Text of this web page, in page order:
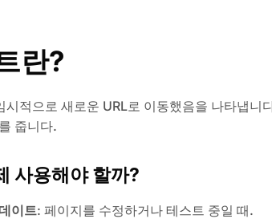
란?
적으로 새로운 URL로 이동했음을 나타냅니
줍니다.
사용해야 할까?
이트: 페이지를 수정하거나 테스트 중일 때.